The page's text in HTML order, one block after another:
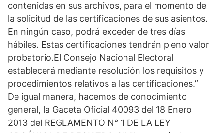
contenidas en sus archivos, para el momento de
la solicitud de las certificaciones de sus asientos.
En ningún caso, podrá exceder de tres días
hábiles. Estas certificaciones tendrán pleno valor
probatorio.El Consejo Nacional Electoral
establecerá mediante resolución los requisitos y
procedimientos relativos a las certificaciones.”
De igual manera, hacemos de conocimiento
general, la Gaceta Oficial 40093 del 18 Enero
2013 del REGLAMENTO N° 1 DE LA LEY